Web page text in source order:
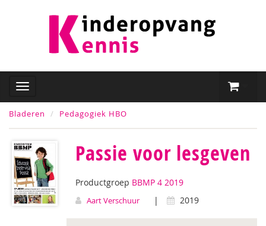
Bladeren Pedagogiek HBO
Passie voor lesgeven
Productgroep BBMP 4 2019
Aart Verschuur | 2019